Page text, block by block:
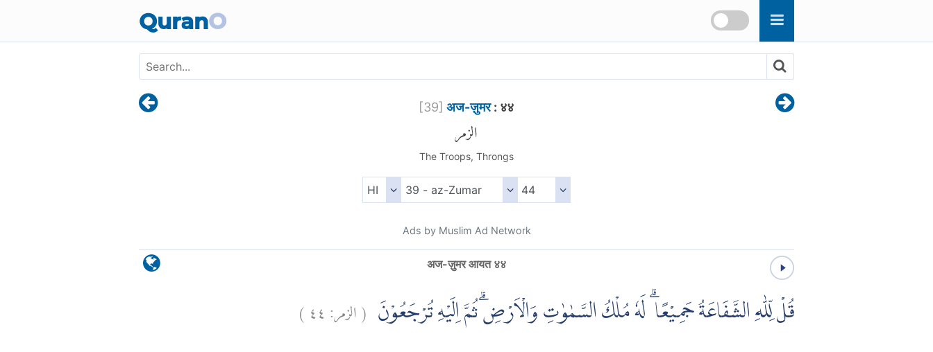
QuranO
[39] अज-ज़ुमर: ४४
الزمر
The Troops, Throngs
Ads by Muslim Ad Network
अज-ज़ुमर आयत ४४
قُلْ لِّلّٰهِ الشَّفَاعَةُ جَمِيْعًا ۗ لَهٗ مُلْكُ السَّمٰوٰتِ وَالْاَرْضِۗ ثُمَّ اِلَيْهِ تُرْجَعُوْنَ (الزمر: ٤٤)